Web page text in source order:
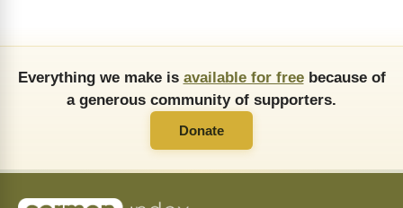
Everything we make is available for freebecause of
a generous community of supporters.
Donate